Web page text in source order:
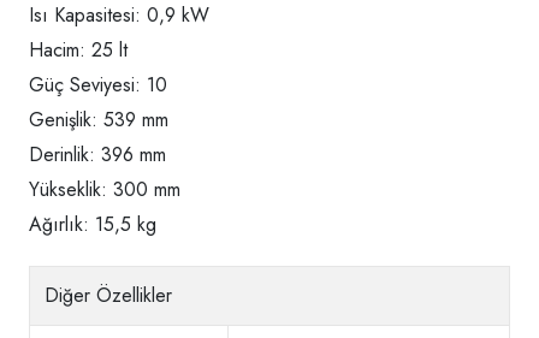
Isı Kapasitesi: 0,9 kW
Hacim: 25 lt
Güç Seviyesi: 10
Genişlik: 539 mm
Derinlik: 396 mm
Yükseklik: 300 mm
Ağırlık: 15,5 kg
Diğer Özellikler